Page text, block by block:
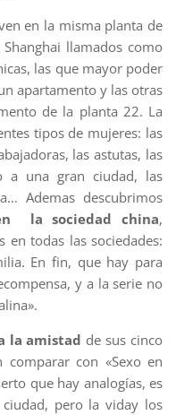
en la misma planta de
llamados como
las que mayor poder
apartamento y las otras
de la planta 22. La
tipos de mujeres: las
las astutas, las
a una gran ciudad, las
Ademas descubrimos
la sociedad china,
todas las sociedades:
En fin, que hay para
y a la serie no
la amistad de sus cinco
comparar con «Sexo en
que hay analogías, es
pero la viday los